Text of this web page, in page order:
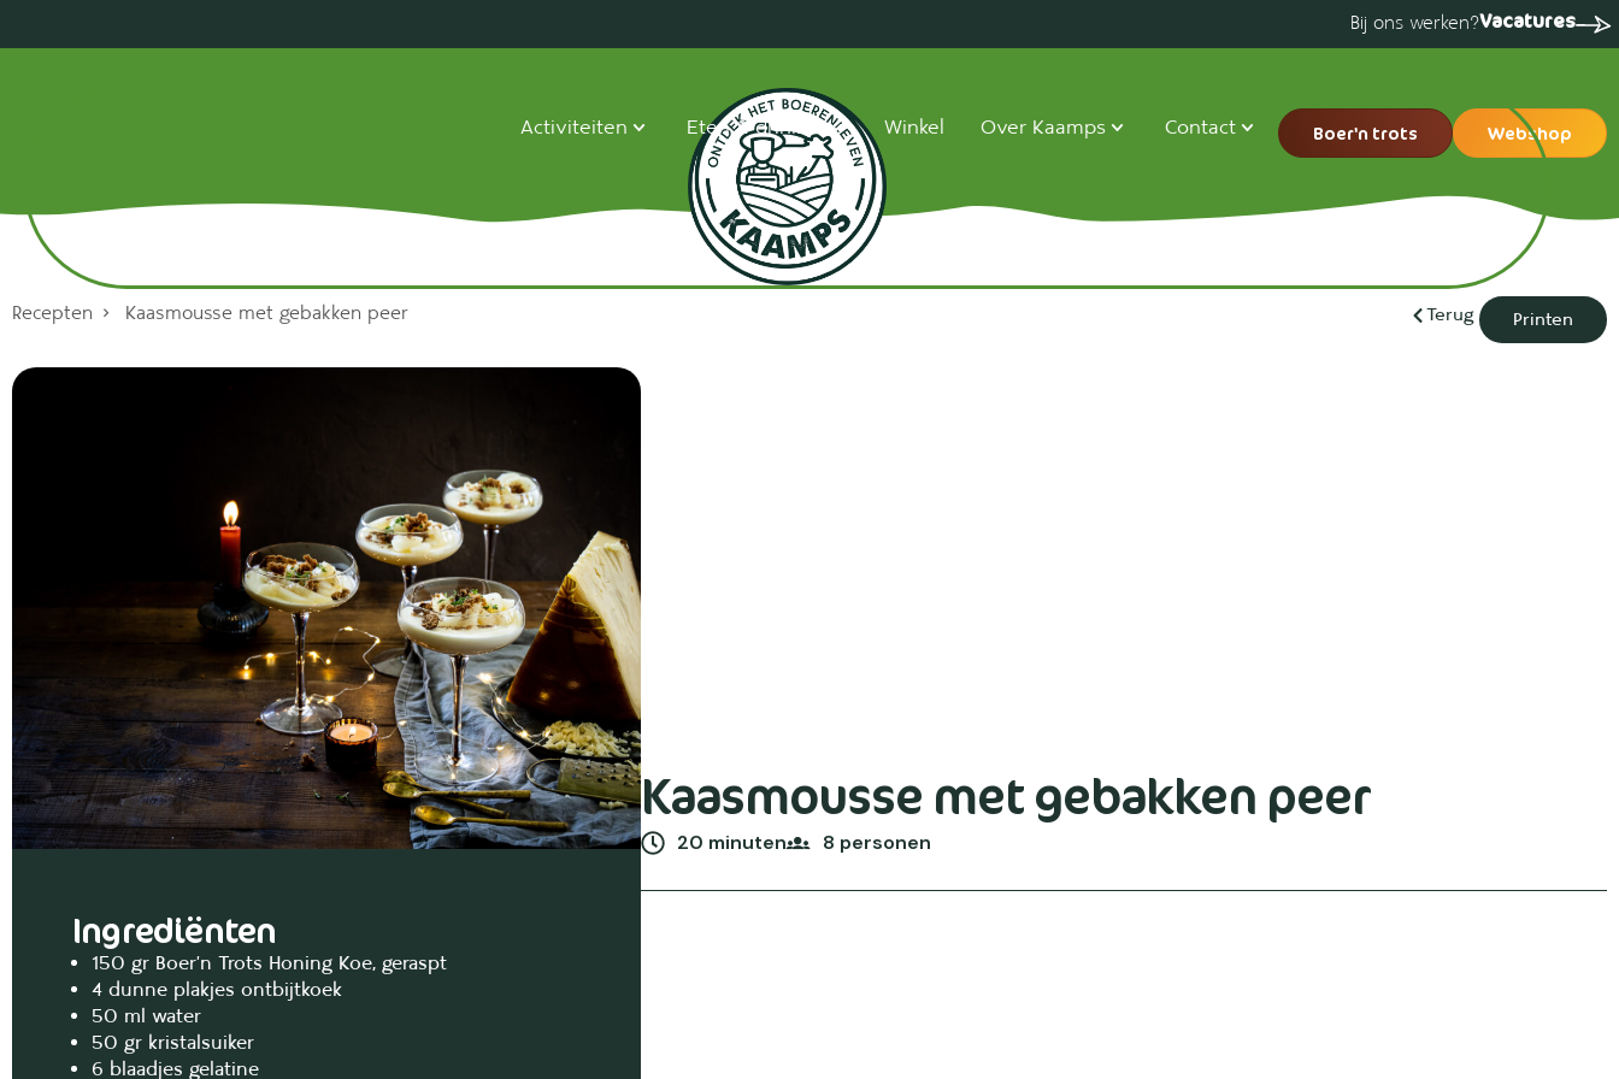
Bij ons werken?Vacatures
Activiteiten Eten & drinken Winkel Over Kaamps Contact Boer'n trots Webshop
Recepten Kaasmousse met gebakken peer Terug Printen
Ingrediënten
150 gr Boer’n Trots Honing Koe, geraspt
4 dunne plakjes ontbijtkoek
50 ml water
50 gr kristalsuiker
6 blaadjes gelatine
Kaasmousse met gebakken peer
20 minuten 8 personen